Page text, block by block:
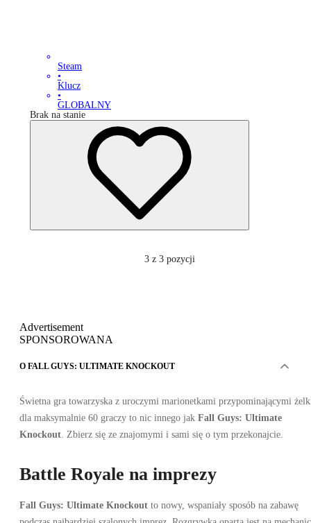
Steam
•
Klucz
•
GLOBALNY
Brak na stanie
3 z 3 pozycji
Advertisement
SPONSOROWANA
O FALL GUYS: ULTIMATE KNOCKOUT
Świetna gra towarzyska z uroczymi marionetkami przypominającymi
dla maksymalnie 60 graczy to nic innego jak Fall Guys: Ultimate
Knockout. Zbierz się ze znajomymi i sami się o tym przekonajcie.
Battle Royale na imprezy
Fall Guys: Ultimate Knockout to nowy, wspaniały sposób na zabawę